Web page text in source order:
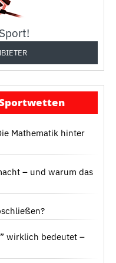
Mathematik hinter
– und warum das
wirklich bedeutet –